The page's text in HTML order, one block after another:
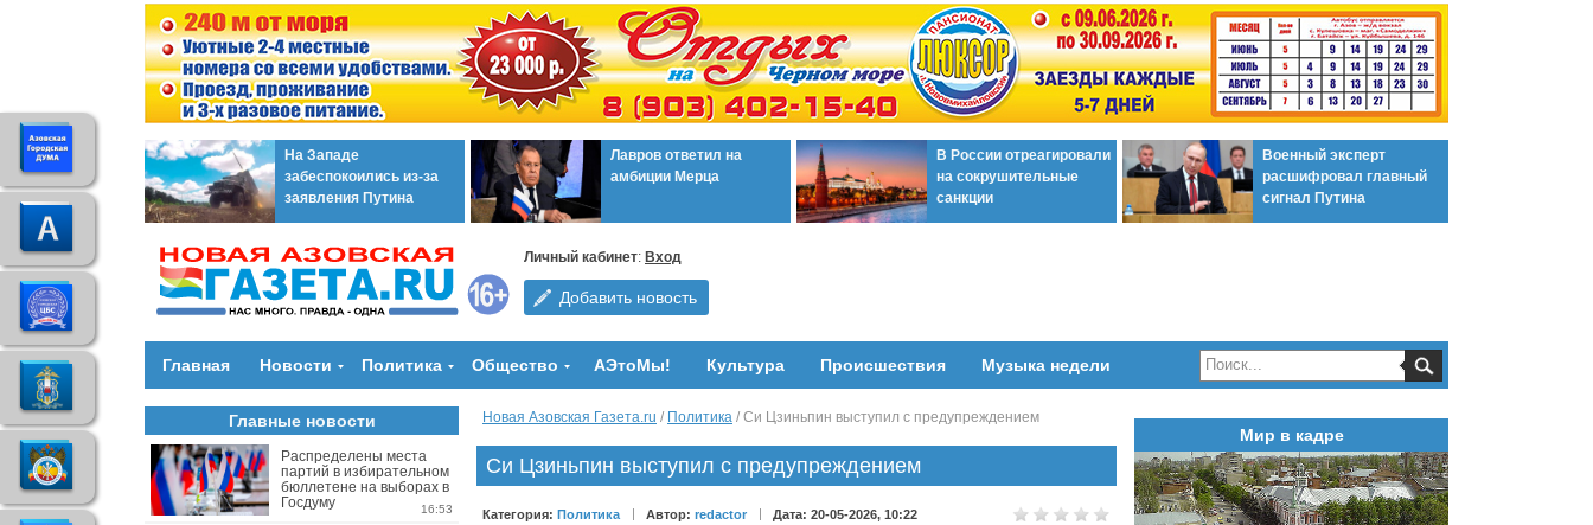
На Западе
забеспокоились из-за
заявления Путина
Лавров ответил на
амбиции Мерца
В России отреагировали
на сокрушительные
санкции
Военный эксперт
расшифровал главный
сигнал Путина
Личный кабинет: Вход
Добавить новость
Главная Новости Политика Общество АЭтоМы! Культура Происшествия Музыка недели
Новая Азовская Газета.ru / Политика / Си Цзиньпин выступил с предупреждением
Си Цзиньпин выступил с предупреждением
Категория: Политика Автор: redactor Дата: 20-05-2026, 10:22
Главные новости
Распределены места
партий в избирательном
бюллетене на выборах в
Госдуму
16:53
Мир в кадре